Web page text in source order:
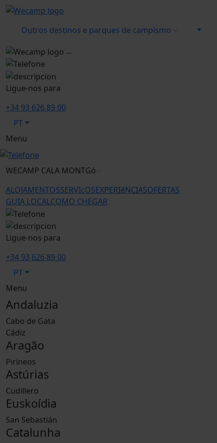
Outros destinos e parques de campismo
...
Ligue-nos para
+34 93 626 89 00
PT
Menu
WECAMP CALA MONTGó
ALOJAMENTOSSERVIçOSEXPERIêNCIASOFERTAS
GUIA LOCALCOMO CHEGAR
Ligue-nos para
+34 93 626 89 00
PT
Menu
Andaluzia
Cabo de Gata
Cádiz
Aragão
Pirineos
Astúrias
Cudillero
Euskoídia
San Sebastián
Catalunha